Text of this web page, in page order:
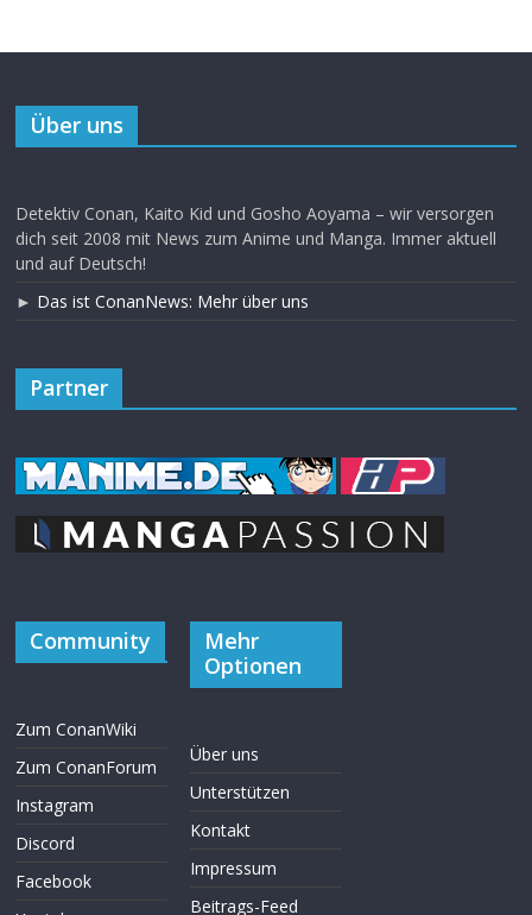
Über uns
Detektiv Conan, Kaito Kid und Gosho Aoyama – wir versorgen
dich seit 2008 mit News zum Anime und Manga. Immer aktuell
und auf Deutsch!
► Das ist ConanNews: Mehr über uns
Partner
Community
Zum ConanWiki
Zum ConanForum
Instagram
Discord
Facebook
Mehr
Optionen
Über uns
Unterstützen
Kontakt
Impressum
Beitrags-Feed